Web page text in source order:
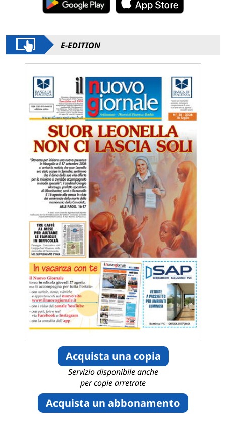
E-EDITION
Acquista una copia
Servizio disponibile anche
per copie arretrate
Acquista un abbonamento